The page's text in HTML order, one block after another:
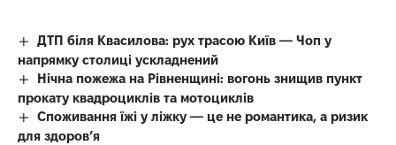
ДТП біля Квасилова: рух трасою Київ — Чоп у
напрямку столиці ускладнений
Нічна пожежа на Рівненщині: вогонь знищив пункт
прокату квадроциклів та мотоциклів
Споживання їжі у ліжку — це не романтика, а ризик
для здоров’я